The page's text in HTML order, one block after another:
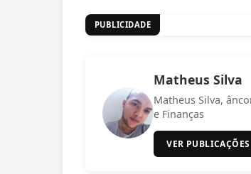
PUBLICIDADE
Matheus Silva
Matheus Silva,
e Finanças
VER PUBLICAÇÕES